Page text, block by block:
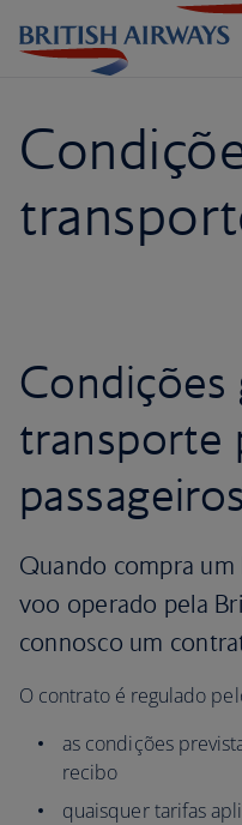
Condições
transporte
Quando compra um
voo operado pela
connosco um
O contrato é regulado
as condições
recibo
quaisquer tarifas